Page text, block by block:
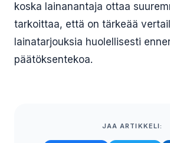
koska lainanantaja ottaa
tarkoittaa, että on tärkeää
lainatarjouksia huolellisesti
päätöksentekoa.
JAA ARTIKKELI: